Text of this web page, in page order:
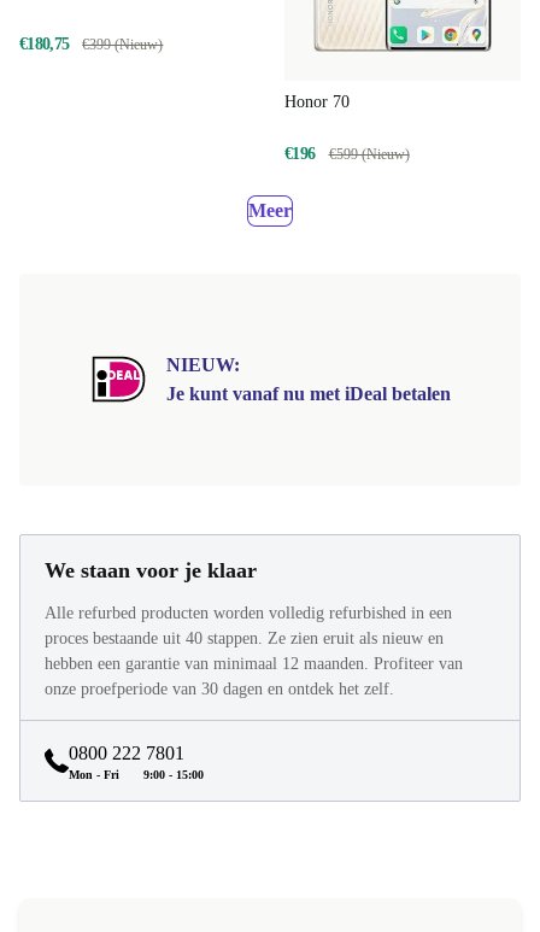
€180,75 €399 (Nieuw)
Honor 70
€196 €599 (Nieuw)
Meer
NIEUW:
Je kunt vanaf nu met iDeal betalen
We staan voor je klaar
Alle refurbed producten worden volledig refurbished in een
proces bestaande uit 40 stappen. Ze zien eruit als nieuw en
hebben een garantie van minimaal 12 maanden. Profiteer van
onze proefperiode van 30 dagen en ontdek het zelf.
0800 222 7801
Mon - Fri 9:00 - 15:00